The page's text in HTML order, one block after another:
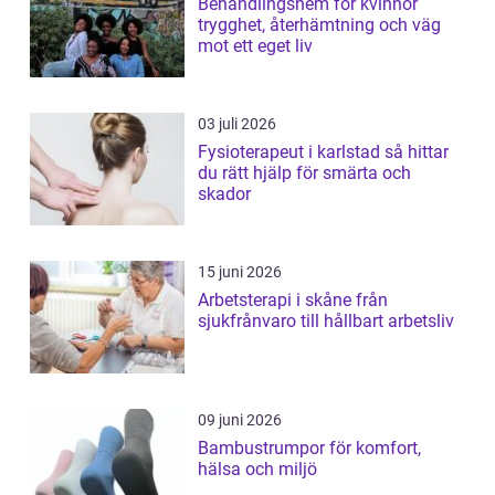
trygghet, återhämtning och väg
mot ett eget liv
03 juli 2026
Fysioterapeut i karlstad så hittar
du rätt hjälp för smärta och
skador
15 juni 2026
Arbetsterapi i skåne från
sjukfrånvaro till hållbart arbetsliv
09 juni 2026
Bambustrumpor för komfort,
hälsa och miljö